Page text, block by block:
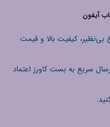
آیفون
بی‌نظیر، کیفیت بالا و قیمت
سریع به بست کاورز اعتماد